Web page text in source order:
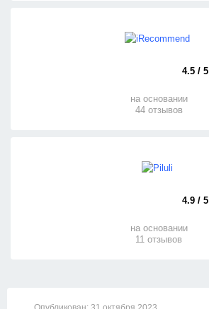
4.5 / 5
на основании
44 отзывов
4.9 / 5
на основании
11 отзывов